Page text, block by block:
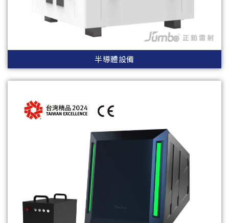
半導體設備